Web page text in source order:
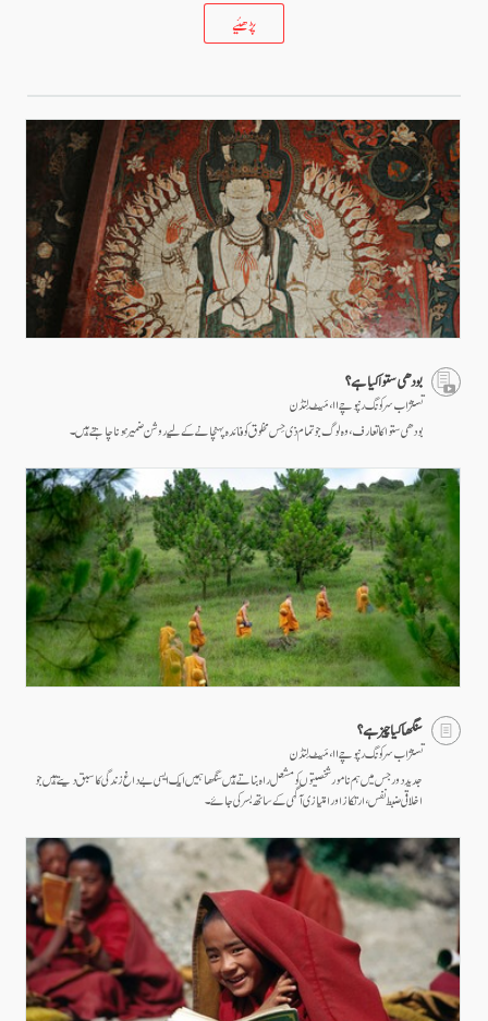
پڑھئیے
بودھی ستوا کیا ہے؟
تسنژاب سرکونگ رنپوچے ۱۱ ، مَیٹ لِنڈن
بودھی ستوا کا تعارف، وہ لوگ جو تمام ذی حِس مخلوق کو فائدہ پہنچانے کے لیے روشن ضمیر ہونا چاہتے ہیں۔
سنگھا کیا چیز ہے؟
تسنژاب سرکونگ رنپوچے ۱۱ ، مَیٹ لِنڈن
جدید دور جس میں ہم نامور شخصیتوں کو مشعل راہ بناتے ہیں سنگھا ہمیں ایک ایسی بے داغ زندگی کا سبق دیتے ہیں جو
اخلاقی ضبط نفس، ارتکاز اور امتیازی آگہی کے ساتھ بسر کی جائے۔